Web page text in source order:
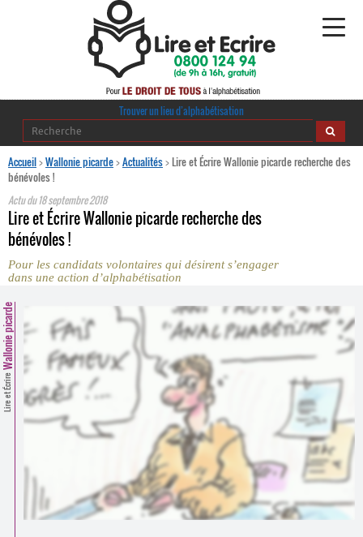
Alphabétisation
Regards croisés
·
Comprendre et parler
Bienvenue en Belgique
Espace presse
Contacts
Trouver un lieu d’alphabétisation
Trouver un lieu d’alphabétisation
Accueil>Wallonie picarde>Actualités>Lire et Écrire Wallonie picarde recherche des
bénévoles !
Actu du18 septembre 2018
Lire et Écrire Wallonie picarde recherche des
bénévoles !
Pour les candidats volontaires qui désirent s’engager
dans une action d’alphabétisation
Lire et Écrire
Wallonie picarde